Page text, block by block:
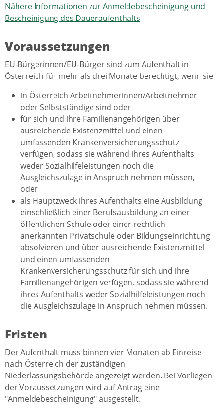
Nähere Informationen zur Anmeldebescheinigung und
Bescheinigung des Daueraufenthalts
Voraussetzungen
EU-Bürgerinnen/EU-Bürger sind zum Aufenthalt in
Österreich für mehr als drei Monate berechtigt, wenn sie
in Österreich Arbeitnehmerinnen/Arbeitnehmer
oder Selbstständige sind oder
für sich und ihre Familienangehörigen über
ausreichende Existenzmittel und einen
umfassenden Krankenversicherungsschutz
verfügen, sodass sie während ihres Aufenthalts
weder Sozialhilfeleistungen noch die
Ausgleichszulage in Anspruch nehmen müssen,
oder
als Hauptzweck ihres Aufenthalts eine Ausbildung
einschließlich einer Berufsausbildung an einer
öffentlichen Schule oder einer rechtlich
anerkannten Privatschule oder Bildungseinrichtung
absolvieren und über ausreichende Existenzmittel
und einen umfassenden
Krankenversicherungsschutz für sich und ihre
Familienangehörigen verfügen, sodass sie während
ihres Aufenthalts weder Sozialhilfeleistungen noch
die Ausgleichszulage in Anspruch nehmen müssen.
Fristen
Der Aufenthalt muss binnen vier Monaten ab Einreise
nach Österreich der zuständigen
Niederlassungsbehörde angezeigt werden. Bei Vorliegen
der Voraussetzungen wird auf Antrag eine
"Anmeldebescheinigung" ausgestellt.